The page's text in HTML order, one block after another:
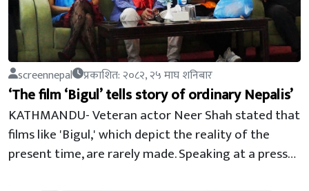
screennepal प्रकाशित: २०८२, २५ माघ शनिबार
‘The film ‘Bigul’ tells story of ordinary Nepalis’
KATHMANDU- Veteran actor Neer Shah stated that
films like 'Bigul,' which depict the reality of the
present time, are rarely made. Speaking at a press…